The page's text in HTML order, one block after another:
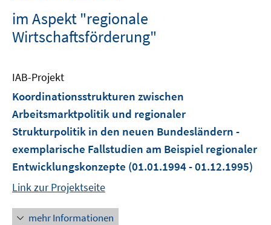
im Aspekt "regionale
Wirtschaftsförderung"
IAB-Projekt
Koordinationsstrukturen zwischen
Arbeitsmarktpolitik und regionaler
Strukturpolitik in den neuen Bundesländern -
exemplarische Fallstudien am Beispiel regionaler
Entwicklungskonzepte (01.01.1994 - 01.12.1995)
Link zur Projektseite
mehr Informationen